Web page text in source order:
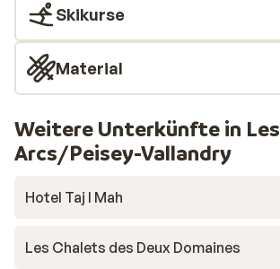
Skikurse
Material
Weitere Unterkünfte in Les
Arcs/Peisey-Vallandry
Hotel Taj I Mah
Les Chalets des Deux Domaines